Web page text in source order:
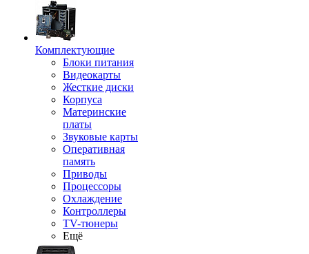
Комплектующие
Блоки питания
Видеокарты
Жесткие диски
Корпуса
Материнские
платы
Звуковые карты
Оперативная
память
Приводы
Процессоры
Охлаждение
Контроллеры
TV-тюнеры
Ещё